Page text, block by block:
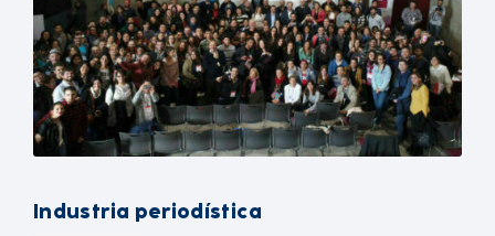
Industria periodística